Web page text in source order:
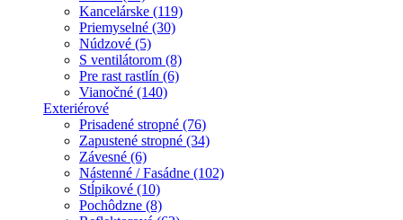
Kancelárske (119)
Priemyselné (30)
Núdzové (5)
S ventilátorom (8)
Pre rast rastlín (6)
Vianočné (140)
Exteriérové
Prisadené stropné (76)
Zapustené stropné (34)
Závesné (6)
Nástenné / Fasádne (102)
Stĺpikové (10)
Pochôdzne (8)